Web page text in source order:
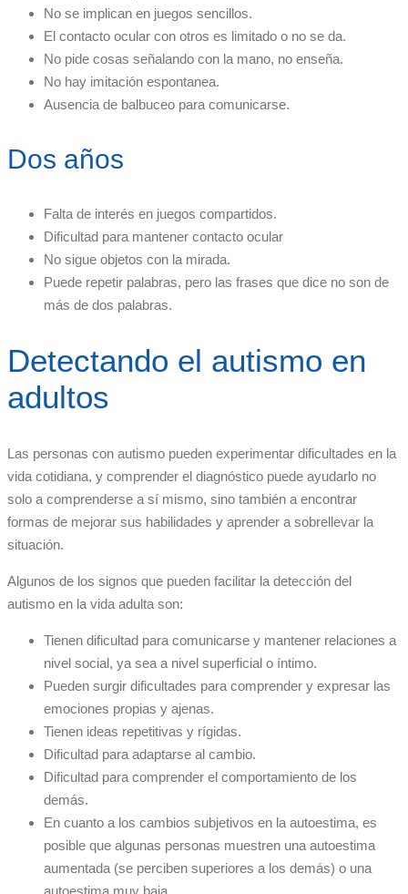
No se implican en juegos sencillos.
El contacto ocular con otros es limitado o no se da.
No pide cosas señalando con la mano, no enseña.
No hay imitación espontanea.
Ausencia de balbuceo para comunicarse.
Dos años
Falta de interés en juegos compartidos.
Dificultad para mantener contacto ocular
No sigue objetos con la mirada.
Puede repetir palabras, pero las frases que dice no son de
más de dos palabras.
Detectando el autismo en
adultos
Las personas con autismo pueden experimentar dificultades en la
vida cotidiana, y comprender el diagnóstico puede ayudarlo no
solo a comprenderse a sí mismo, sino también a encontrar
formas de mejorar sus habilidades y aprender a sobrellevar la
situación.
Algunos de los signos que pueden facilitar la detección del
autismo en la vida adulta son:
Tienen dificultad para comunicarse y mantener relaciones a
nivel social, ya sea a nivel superficial o íntimo.
Pueden surgir dificultades para comprender y expresar las
emociones propias y ajenas.
Tienen ideas repetitivas y rígidas.
Dificultad para adaptarse al cambio.
Dificultad para comprender el comportamiento de los
demás.
En cuanto a los cambios subjetivos en la autoestima, es
posible que algunas personas muestren una autoestima
aumentada (se perciben superiores a los demás) o una
autoestima muy baja.